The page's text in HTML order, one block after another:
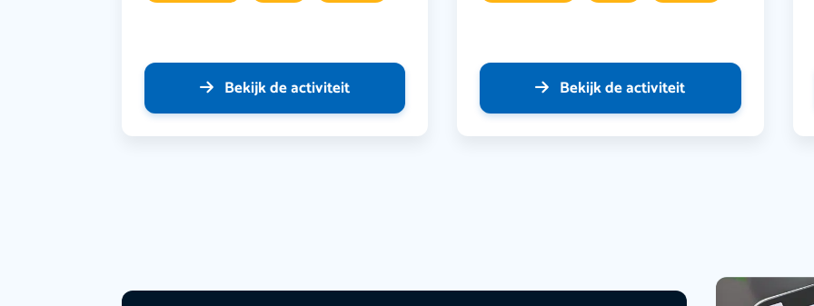
Bekijk de activiteit Bekijk de activiteit